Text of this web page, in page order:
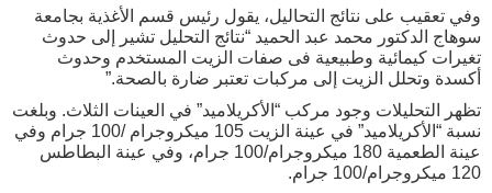
وفي تعقيب على نتائج التحاليل، يقول رئيس قسم الأغذية بجامعة
سوهاج الدكتور محمد عبد الحميد “نتائج التحليل تشير إلى حدوث
تغيرات كيمائية وطبيعية فى صفات الزيت المستخدم وحدوث
أكسدة وتحلل الزيت إلى مركبات تعتبر ضارة بالصحة.”
تظهر التحليلات وجود مركب “الأكريلاميد” في العينات الثلاث. وبلغت
نسبة “الأكريلاميد” في عينة الزيت 105 ميكروجرام /100 جرام وفي
عينة الطعمية 180 ميكروجرام/100 جرام، وفي عينة البطاطس
120 ميكروجرام/100 جرام.